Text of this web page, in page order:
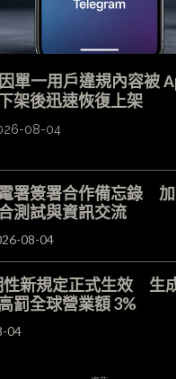
單一用戶違規內容被
架後迅速恢復上架
08-04
署簽署合作備忘錄
測試與資訊交流
08-04
性新規定正式生效 生
罰全球營業額 3%
04